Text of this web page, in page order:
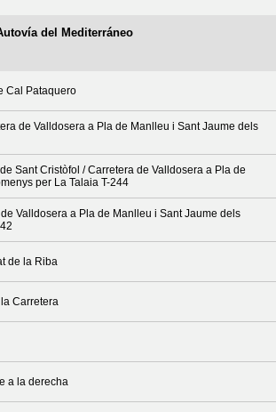
del Mediterráneo
Cal Pataquero
de Valldosera a Pla de Manlleu i Sant Jaume dels
Sant Cristòfol / Carretera de Valldosera a Pla de
per La Talaia T-244
Valldosera a Pla de Manlleu i Sant Jaume dels
de la Riba
Carretera
a la derecha